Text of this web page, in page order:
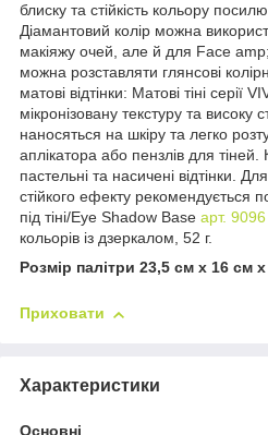
блиску та стійкість кольору
Діамантовий колір можна
макіяжу очей, але й для Face
можна розставляти глянсові
матові відтінки: Матові тіні серії
мікронізовану текстуру та високу
наносяться на шкіру та легко
аплікатора або пензлів для тіней.
пастельні та насичені відтінки.
стійкого ефекту рекомендується
під тіні/Eye Shadow Base арт. 9096
кольорів із дзеркалом, 52 г.
Розмір палітри 23,5 см х 16 см
Приховати
Характеристики
Основні